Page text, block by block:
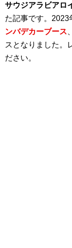
サウジアラビアロ
た記事です。
ンバデカーブース
スとなりました。
ださい。